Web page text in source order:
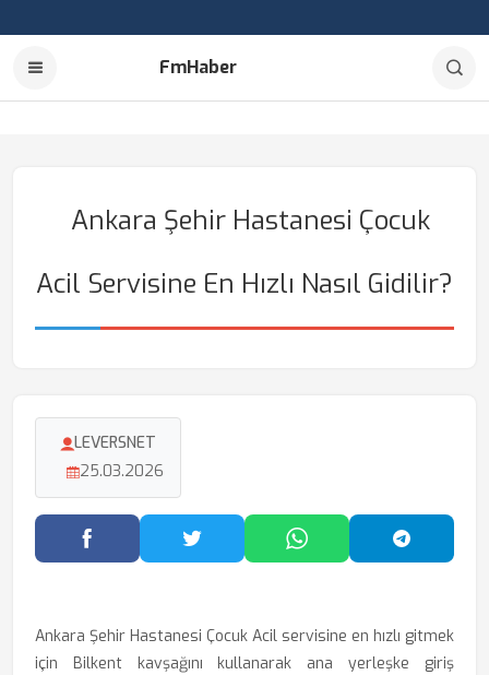
FmHaber
Ankara Şehir Hastanesi Çocuk
Acil Servisine En Hızlı Nasıl Gidilir?
LEVERSNET
25.03.2026
Facebook'ta PaylaşTwitter'da PaylaşWhatsApp'ta Paylaş
Ankara Şehir Hastanesi Çocuk Acil servisine en hızlı gitmek
için Bilkent kavşağını kullanarak ana yerleşke giriş